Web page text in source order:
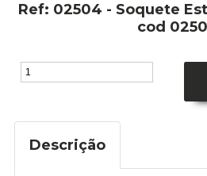
Ref: 02504 - Soquete
cod
Descrição